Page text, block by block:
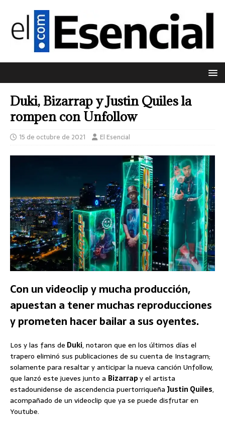
Duki, Bizarrap y Justin Quiles la
rompen con Unfollow
15 de octubre de 2021 El Esencial
Con un videoclip y mucha producción,
apuestan a tener muchas reproducciones
y prometen hacer bailar a sus oyentes.
Los y las fans de Duki, notaron que en los últimos días el
trapero eliminó sus publicaciones de su cuenta de Instagram;
solamente para resaltar y anticipar la nueva canción Unfollow,
que lanzó este jueves junto a Bizarrapy el artista
estadounidense de ascendencia puertorriqueña Justin Quiles,
acompañado de un videoclip que ya se puede disfrutar en
Youtube.